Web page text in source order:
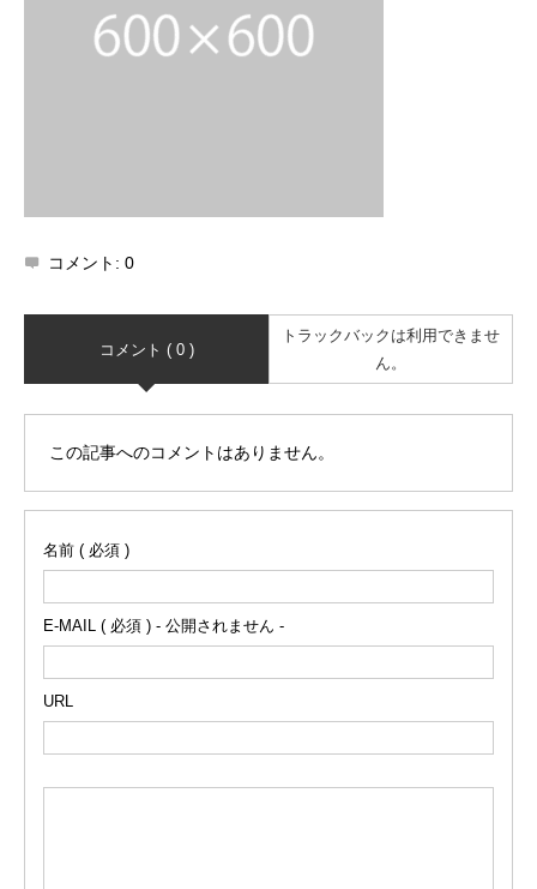
コメント: 0
コメント ( 0 )
トラックバックは利用できませ
ん。
この記事へのコメントはありません。
名前 ( 必須 )
E-MAIL ( 必須 ) - 公開されません -
URL